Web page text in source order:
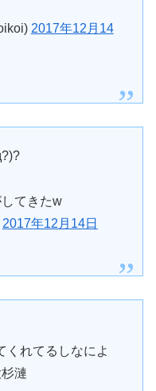
2017年12月14
てきたw
2017年12月14日
くれてるしなによ
漣